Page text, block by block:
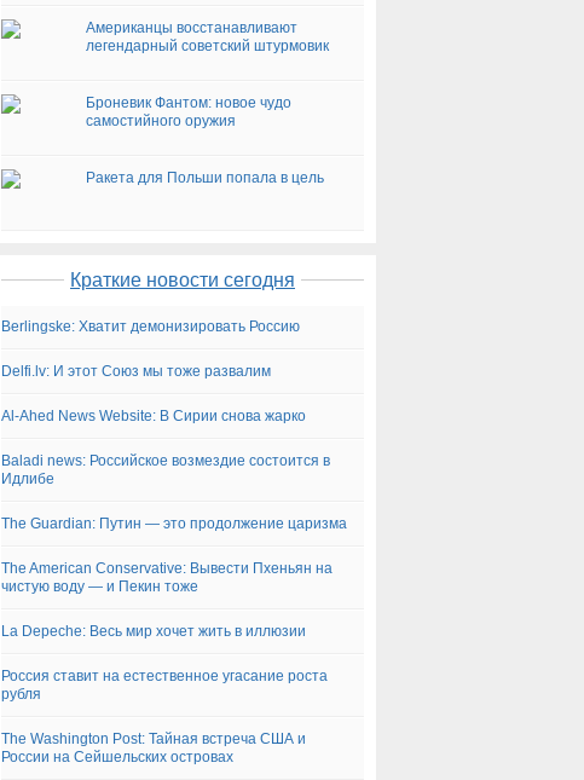
Американцы восстанавливают
легендарный советский штурмовик
Броневик Фантом: новое чудо
самостийного оружия
Ракета для Польши попала в цель
Краткие новости сегодня
Berlingske: Хватит демонизировать Россию
Delfi.lv: И этот Союз мы тоже развалим
Al-Ahed News Website: В Сирии снова жарко
Baladi news: Российское возмездие состоится в
Идлибе
The Guardian: Путин — это продолжение царизма
The American Conservative: Вывести Пхеньян на
чистую воду — и Пекин тоже
La Depeche: Весь мир хочет жить в иллюзии
Россия ставит на естественное угасание роста
рубля
The Washington Post: Тайная встреча США и
России на Сейшельских островах